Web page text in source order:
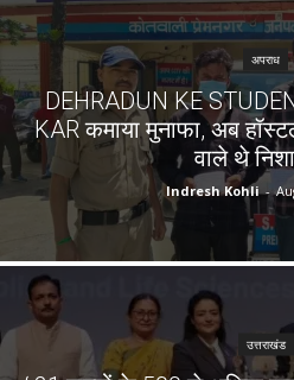
अपराध
DEHRADUN KE
KAR कमाया मुनाफा, अब
वाले थे
Indresh Kohli -
उत्तराखंड